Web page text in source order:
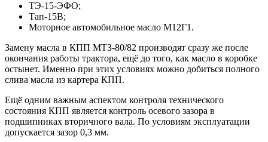
ТЭ-15-ЭФО;
Тап-15В;
Моторное автомобильное масло М12Г1.
Замену масла в КПП МТЗ-80/82 производят сразу же после
окончания работы трактора, ещё до того, как масло в коробке
остынет. Именно при этих условиях можно добиться полного
слива масла из картера КПП.
Ещё одним важным аспектом контроля технического
состояния КПП является контроль осевого зазора в
подшипниках вторичного вала. По условиям эксплуатации
допускается зазор 0,3 мм.